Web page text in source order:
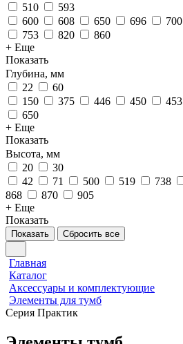
510
593
600
608 650 696 700
753
820
860
+ Еще
Показать
Глубина, мм
22
60
150
375 446 450 453
650
+ Еще
Показать
Высота, мм
20
30
42
71 500 519 738
868
870
905
+ Еще
Показать
Показать Сбросить все
Главная
Каталог
Аксессуары и комплектующие
Элементы для тумб
Серия Практик